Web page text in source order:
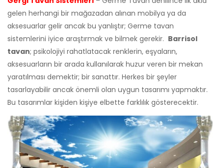
gelen herhangi bir mağazadan alınan mobilya ya da
aksesuarlar gelir ancak bu yanlıştır; Germe tavan
sistemlerini iyice araştırmak ve bilmek gerekir. Barrisol
tavan; psikolojiyi rahatlatacak renklerin, eşyaların,
aksesuarların bir arada kullanılarak huzur veren bir mekan
yaratılması demektir; bir sanattır. Herkes bir şeyler
tasarlayabilir ancak önemli olan uygun tasarımı yapmaktır.
Bu tasarımlar kişiden kişiye elbette farklılık gösterecektir.